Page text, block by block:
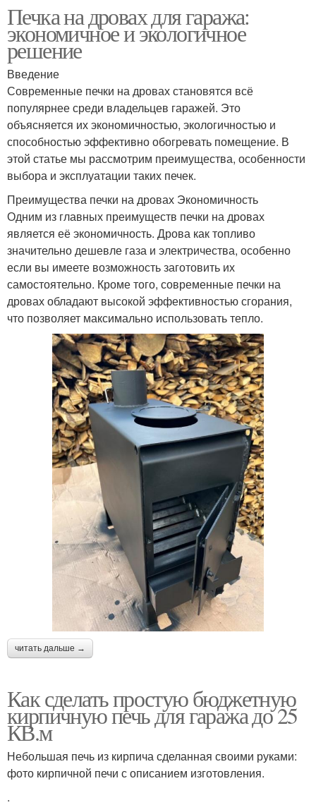
Печка на дровах для гаража:
экономичное и экологичное
решение
Введение
Современные печки на дровах становятся всё
популярнее среди владельцев гаражей. Это
объясняется их экономичностью, экологичностью и
способностью эффективно обогревать помещение. В
этой статье мы рассмотрим преимущества, особенности
выбора и эксплуатации таких печек.
Преимущества печки на дровах Экономичность
Одним из главных преимуществ печки на дровах
является её экономичность. Дрова как топливо
значительно дешевле газа и электричества, особенно
если вы имеете возможность заготовить их
самостоятельно. Кроме того, современные печки на
дровах обладают высокой эффективностью сгорания,
что позволяет максимально использовать тепло.
читать дальше →
Как сделать простую бюджетную
кирпичную печь для гаража до 25
КВ.м
Небольшая печь из кирпича сделанная своими руками:
фото кирпичной печи с описанием изготовления.
.